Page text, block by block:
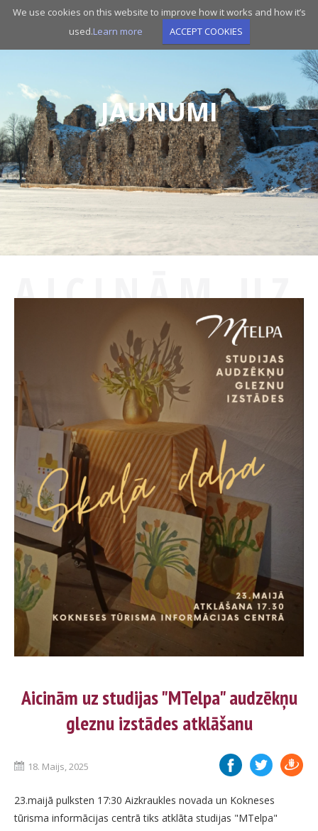
We use cookies on this website to improve how it works and how it’s
used.Learn more ACCEPT COOKIES
Skip
JAUNUMI
Aicinām uz studijas "MTelpa" audzēkņu
gleznu izstādes atklāšanu
18. Maijs, 2025
AICINĀM UZ
STUDIJAS
"MTELPA"
AUDZĒKŅU
GLEZNU
IZSTĀDES
ATKLĀŠANU
23.maijā pulksten 17:30 Aizkraukles novada un Kokneses
tūrisma informācijas centrā tiks atklāta studijas "MTelpa"